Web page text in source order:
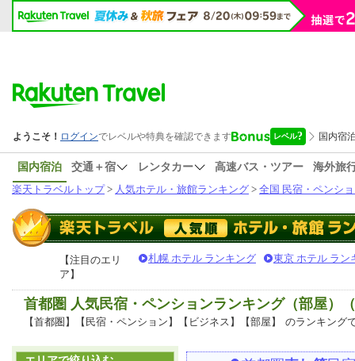
国内宿泊 交通＋宿 レンタカー 高速バス・ツアー
海外旅
楽天トラベルトップ> 人気ホテル・旅館ランキング > 全国 民宿・ペンシ
【注目のエリ
ア】
札幌 ホテル ランキング 東京 ホテル ラン
首都圏 人気民宿・ペンションランキング（部屋）
【首都圏】【民宿・ペンション】【ビジネス】【部屋】 のランキング